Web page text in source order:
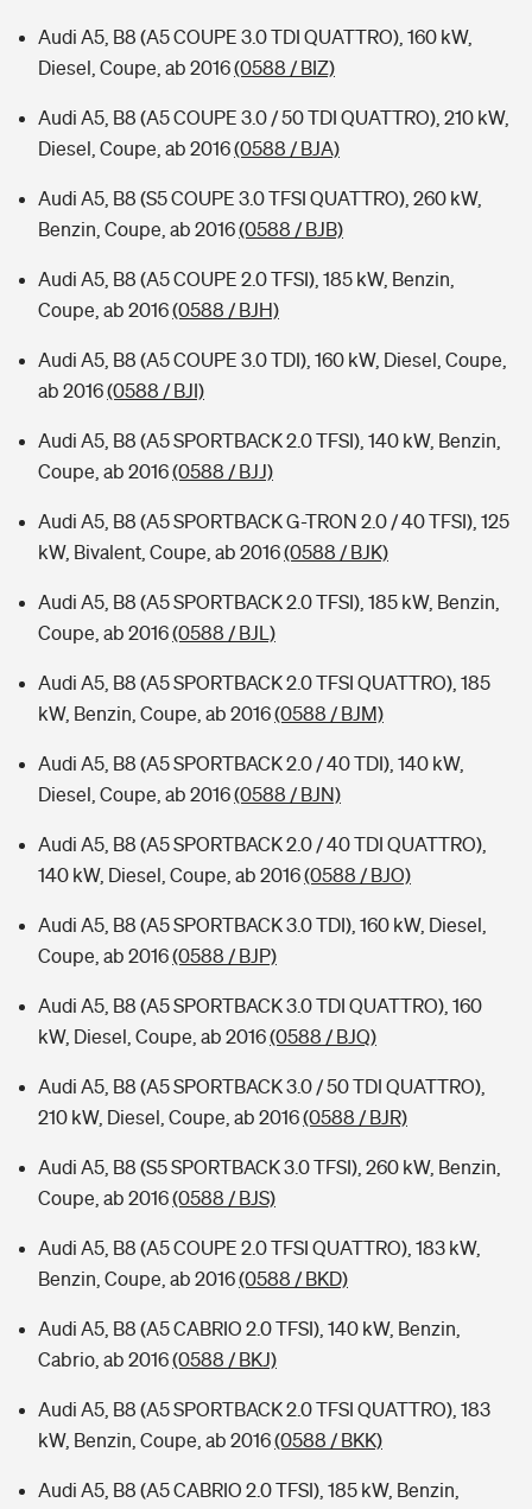
Audi A5, B8 (A5 COUPE 3.0 TDI QUATTRO), 160 kW,
Diesel, Coupe, ab 2016(0588 / BIZ)
Audi A5, B8 (A5 COUPE 3.0 / 50 TDI QUATTRO), 210 kW,
Diesel, Coupe, ab 2016(0588 / BJA)
Audi A5, B8 (S5 COUPE 3.0 TFSI QUATTRO), 260 kW,
Benzin, Coupe, ab 2016(0588 / BJB)
Audi A5, B8 (A5 COUPE 2.0 TFSI), 185 kW, Benzin,
Coupe, ab 2016(0588 / BJH)
Audi A5, B8 (A5 COUPE 3.0 TDI), 160 kW, Diesel, Coupe,
ab 2016(0588 / BJI)
Audi A5, B8 (A5 SPORTBACK 2.0 TFSI), 140 kW, Benzin,
Coupe, ab 2016(0588 / BJJ)
Audi A5, B8 (A5 SPORTBACK G-TRON 2.0 / 40 TFSI), 125
kW, Bivalent, Coupe, ab 2016(0588 / BJK)
Audi A5, B8 (A5 SPORTBACK 2.0 TFSI), 185 kW, Benzin,
Coupe, ab 2016(0588 / BJL)
Audi A5, B8 (A5 SPORTBACK 2.0 TFSI QUATTRO), 185
kW, Benzin, Coupe, ab 2016(0588 / BJM)
Audi A5, B8 (A5 SPORTBACK 2.0 / 40 TDI), 140 kW,
Diesel, Coupe, ab 2016(0588 / BJN)
Audi A5, B8 (A5 SPORTBACK 2.0 / 40 TDI QUATTRO),
140 kW, Diesel, Coupe, ab 2016(0588 / BJO)
Audi A5, B8 (A5 SPORTBACK 3.0 TDI), 160 kW, Diesel,
Coupe, ab 2016(0588 / BJP)
Audi A5, B8 (A5 SPORTBACK 3.0 TDI QUATTRO), 160
kW, Diesel, Coupe, ab 2016(0588 / BJQ)
Audi A5, B8 (A5 SPORTBACK 3.0 / 50 TDI QUATTRO),
210 kW, Diesel, Coupe, ab 2016(0588 / BJR)
Audi A5, B8 (S5 SPORTBACK 3.0 TFSI), 260 kW, Benzin,
Coupe, ab 2016(0588 / BJS)
Audi A5, B8 (A5 COUPE 2.0 TFSI QUATTRO), 183 kW,
Benzin, Coupe, ab 2016(0588 / BKD)
Audi A5, B8 (A5 CABRIO 2.0 TFSI), 140 kW, Benzin,
Cabrio, ab 2016(0588 / BKJ)
Audi A5, B8 (A5 SPORTBACK 2.0 TFSI QUATTRO), 183
kW, Benzin, Coupe, ab 2016(0588 / BKK)
Audi A5, B8 (A5 CABRIO 2.0 TFSI), 185 kW, Benzin,